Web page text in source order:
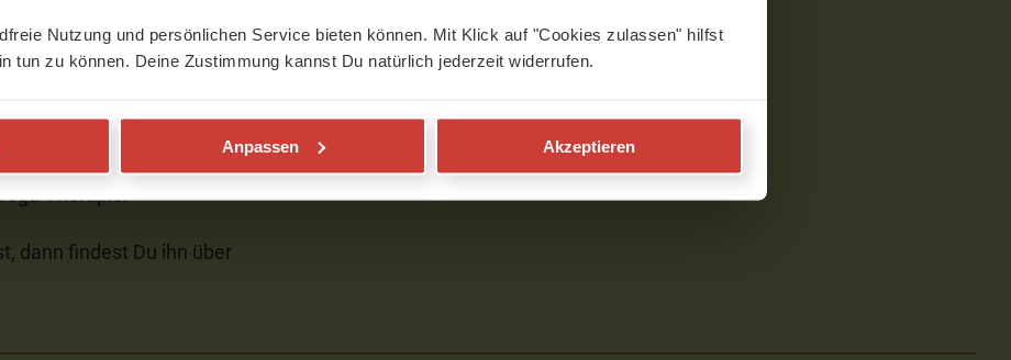
Nutzung und persönlichen Service bieten können. Mit Klick auf "Cookies zulassen" hilfst
tun zu können. Deine Zustimmung kannst Du natürlich jederzeit widerrufen.
Anpassen Akzeptieren
Diese ganzheitliche
therapeutischen Blick
Therapie.
dann findest Du ihn über